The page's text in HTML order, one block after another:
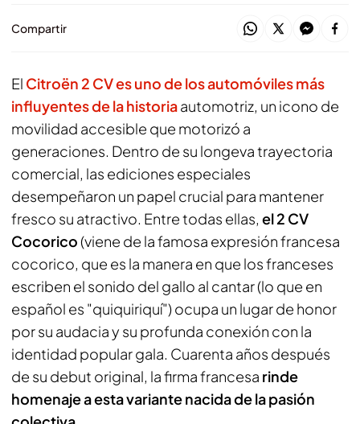
Compartir
El Citroën 2 CV es uno de los automóviles más
influyentes de la historiaautomotriz, un icono de
movilidad accesible que motorizó a
generaciones. Dentro de su longeva trayectoria
comercial, las ediciones especiales
desempeñaron un papel crucial para mantener
fresco su atractivo. Entre todas ellas, el 2 CV
Cocorico(viene de la famosa expresión francesa
cocorico, que es la manera en que los franceses
escriben el sonido del gallo al cantar (lo que en
español es "quiquiriquí") ocupa un lugar de honor
por su audacia y su profunda conexión con la
identidad popular gala. Cuarenta años después
de su debut original, la firma francesa rinde
homenaje a esta variante nacida de la pasión